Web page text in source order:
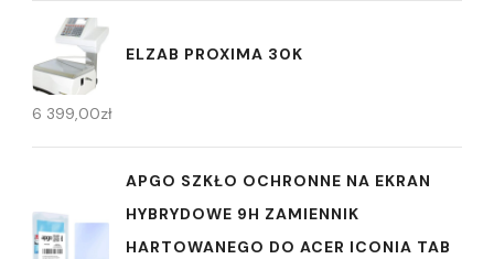
ELZAB PROXIMA 30K
6 399,00zł
APGO SZKŁO OCHRONNE NA EKRAN
HYBRYDOWE 9H ZAMIENNIK
HARTOWANEGO DO ACER ICONIA TAB